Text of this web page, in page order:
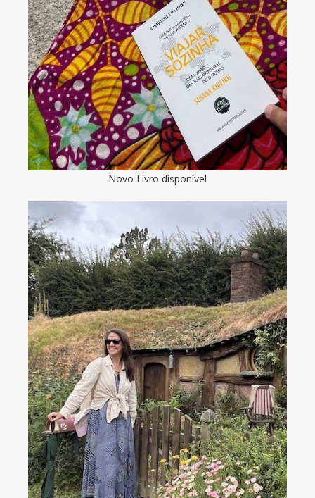
Novo Livro disponível